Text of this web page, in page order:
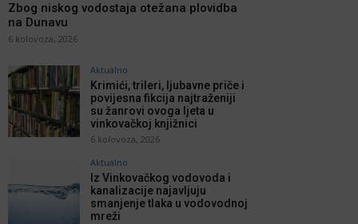
Zbog niskog vodostaja otežana plovidba
na Dunavu
6 kolovoza, 2026
Aktualno
Krimići, trileri, ljubavne priče i
povijesna fikcija najtraženiji
su žanrovi ovoga ljeta u
vinkovačkoj knjižnici
6 kolovoza, 2026
Aktualno
Iz Vinkovačkog vodovoda i
kanalizacije najavljuju
smanjenje tlaka u vodovodnoj
mreži